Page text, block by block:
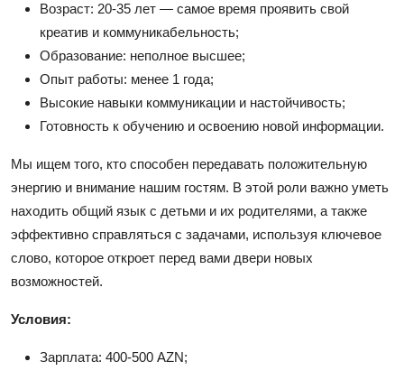
Возраст: 20-35 лет — самое время проявить свой
креатив и коммуникабельность;
Образование: неполное высшее;
Опыт работы: менее 1 года;
Высокие навыки коммуникации и настойчивость;
Готовность к обучению и освоению новой информации.
Мы ищем того, кто способен передавать положительную
энергию и внимание нашим гостям. В этой роли важно уметь
находить общий язык с детьми и их родителями, а также
эффективно справляться с задачами, используя ключевое
слово, которое откроет перед вами двери новых
возможностей.
Условия:
Зарплата: 400-500 AZN;